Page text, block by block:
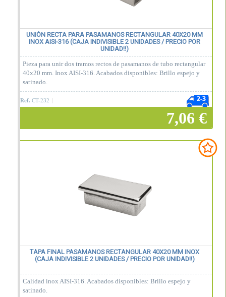
UNIÓN RECTA PARA PASAMANOS RECTANGULAR 40X20 MM
INOX AISI-316 (CAJA INDIVISIBLE 2 UNIDADES / PRECIO POR
UNIDAD!!)
Pieza para unir dos tramos rectos de pasamanos de tubo rectangular
40x20 mm. Inox AISI-316. Acabados disponibles: Brillo espejo y
satinado.
Ref. CT-232
7,06 €
TAPA FINAL PASAMANOS RECTANGULAR 40X20 MM INOX
(CAJA INDIVISIBLE 2 UNIDADES / PRECIO POR UNIDAD!!)
Calidad inox AISI-316. Acabados disponibles: Brillo espejo y
satinado.